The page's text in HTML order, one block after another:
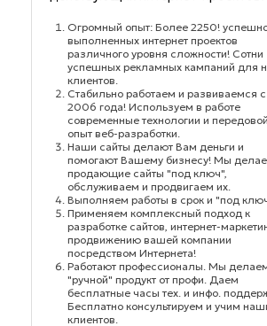
Огромный опыт: Более 2250!
выполненных интернет проектов
различного уровня сложности! Сотни
успешных рекламных кампаний для
клиентов.
Стабильно работаем и развиваемся с
2006 года! Используем в работе
современные технологии и передовой
опыт веб-разработки.
Наши сайты делают Вам деньги и
помогают Вашему бизнесу! Мы
продающие сайты "под ключ",
обслуживаем и продвигаем их.
Выполняем работы в срок и "под
Применяем комплексный подход к
разработке сайтов, интернет-
продвижению вашей компании
посредством Интернета!
Работают профессионалы. Мы
"ручной" продукт от профи. Даем
бесплатные часы тех. и инфо.
Бесплатно консультируем и учим
клиентов.